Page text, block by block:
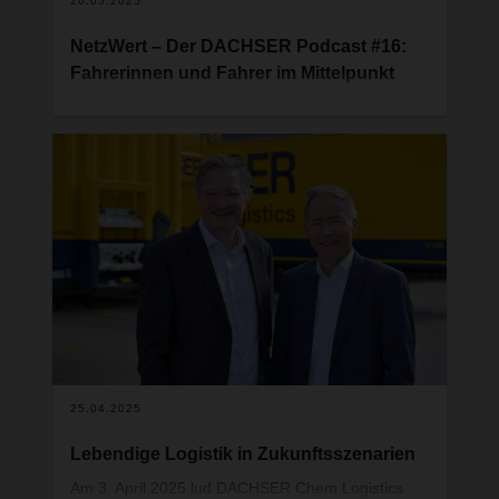
NetzWert – Der DACHSER Podcast #16:
Fahrerinnen und Fahrer im Mittelpunkt
ohne sie läuft in der Logistik nichts. Doch schon
seit Jahren wird es immer schwieriger, Menschen
für diesen Beruf zu begeistern. In Episode #16 von
NetzWert sprechen wir mit drei Personen, die für
diesen wichtigen Beruf brennen.
25.04.2025
Lebendige Logistik in Zukunftsszenarien